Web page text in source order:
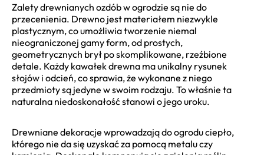
Zalety drewnianych ozdób w ogrodzie są nie do
przecenienia. Drewno jest materiałem niezwykle
plastycznym, co umożliwia tworzenie niemal
nieograniczonej gamy form, od prostych,
geometrycznych brył po skomplikowane, rzeźbione
detale. Każdy kawałek drewna ma unikalny rysunek
słojów i odcień, co sprawia, że wykonane z niego
przedmioty są jedyne w swoim rodzaju. To właśnie ta
naturalna niedoskonałość stanowi o jego uroku.
Drewniane dekoracje wprowadzają do ogrodu ciepło,
którego nie da się uzyskać za pomocą metalu czy